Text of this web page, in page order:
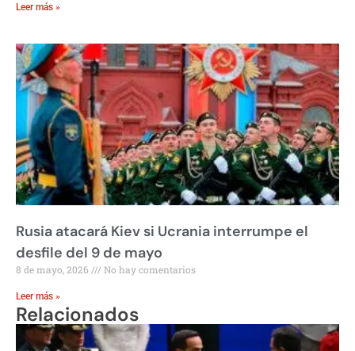
Leer más »
Rusia atacará Kiev si Ucrania interrumpe el
desfile del 9 de mayo
8 de mayo, 2026 No hay comentarios
Leer más »
Relacionados